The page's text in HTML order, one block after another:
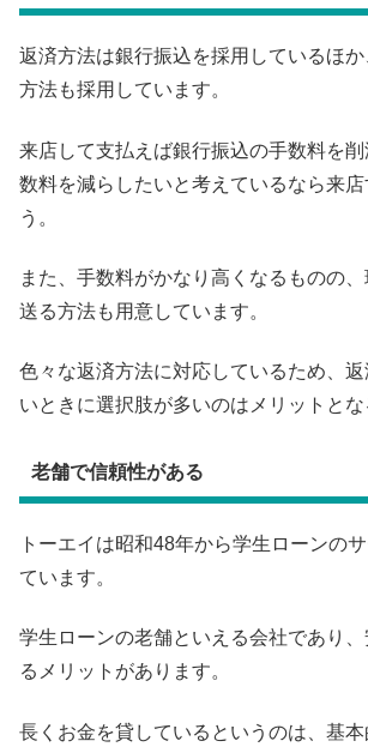
返済方法は銀行振込を採用しているほか
方法も採用しています。
来店して支払えば銀行振込の手数料を
数料を減らしたいと考えているなら来店
う。
また、手数料がかなり高くなるものの
送る方法も用意しています。
色々な返済方法に対応しているため、
いときに選択肢が多いのはメリットとな
老舗で信頼性がある
トーエイは昭和48年から学生ローンの
ています。
学生ローンの老舗といえる会社であり
るメリットがあります。
長くお金を貸しているというのは、基